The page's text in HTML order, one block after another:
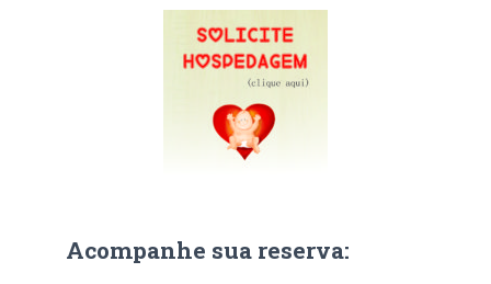
Acompanhe sua reserva: